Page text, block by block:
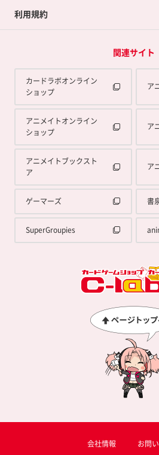
利用規約
関連サイト
カードラボオンライン
ショップ
ア
アニメイトオンライン
ショップ
ア
アニメイトブックスト
ア
ア
ゲーマーズ 書
SuperGroupies
会社情報 お問